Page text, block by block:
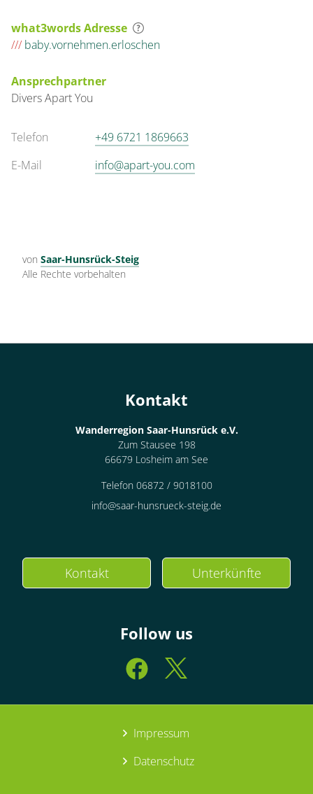
what3words Adresse
/// baby.vornehmen.erloschen
Ansprechpartner
DiversApartYou
Telefon
+49 6721 1869663
E-Mail
info@apart-you.com
von Saar-Hunsrück-Steig
Alle Rechte vorbehalten
Kontakt
Wanderregion Saar-Hunsrück e.V.
Zum Stausee 198
66679 Losheim am See
Telefon 06872 / 9018100
info@saar-hunsrueck-steig.de
Kontakt Unterkünfte
Follow us
Impressum
Datenschutz